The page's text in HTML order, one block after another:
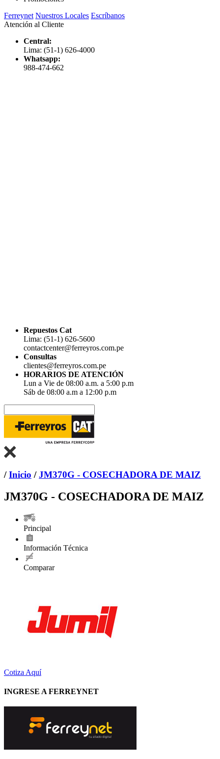
Ferreynet Nuestros Locales Escríbanos
Atención al Cliente
Central:
Lima: (51-1) 626-4000
Whatsapp:
988-474-662
Repuestos Cat
Lima: (51-1) 626-5600
contactcenter@ferreyros.com.pe
Consultas
clientes@ferreyros.com.pe
HORARIOS DE ATENCIÓN
Lun a Vie de 08:00 a.m. a 5:00 p.m
Sáb de 08:00 a.m a 12:00 p.m
/Inicio /JM370G - COSECHADORA DE MAIZ
JM370G - COSECHADORA DE MAIZ
Principal
Información Técnica
Comparar
Cotiza Aquí
INGRESE A FERREYNET